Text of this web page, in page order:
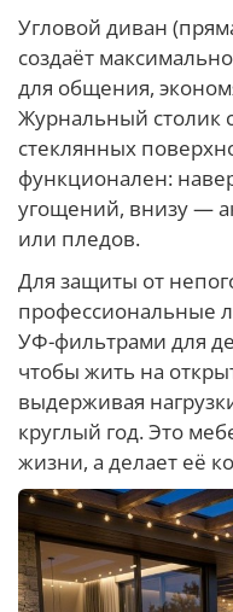
Угловой диван
создаёт
для общения,
Журнальный столик
стеклянных
функционален:
угощений, внизу —
или пледов.
Для защиты от
профессиональные
УФ-фильтрами для
чтобы жить на
выдерживая
круглый год. Это
жизни, а делает её